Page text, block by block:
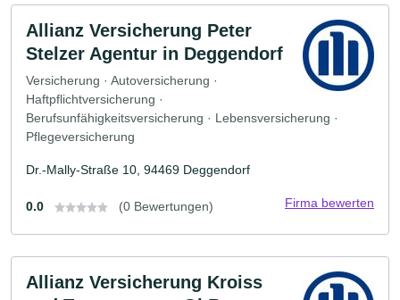
Allianz Versicherung Peter
Stelzer Agentur in Deggendorf
Versicherung · Autoversicherung ·
Haftpflichtversicherung ·
Berufsunfähigkeitsversicherung · Lebensversicherung ·
Pflegeversicherung
Dr.-Mally-Straße 10, 94469 Deggendorf
0.0 (0 Bewertungen) Firma bewerten
Allianz Versicherung Kroiss